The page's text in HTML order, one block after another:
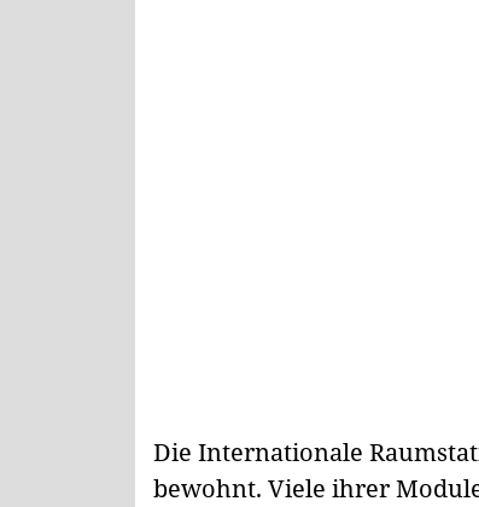
Die Internationale
bewohnt. Viele ihrer